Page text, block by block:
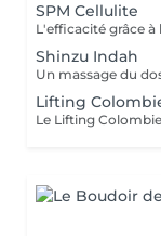
SPM Cellulite
Shinzu Indah
Lifting